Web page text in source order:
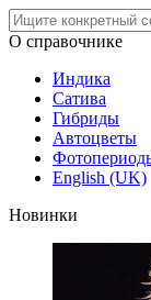
О справочнике
Индика
Сатива
Гибриды
Автоцветы
English (UK)
Новинки